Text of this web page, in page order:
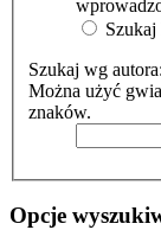
Szukaj wg autora:
Można użyć
znaków.
Opcje